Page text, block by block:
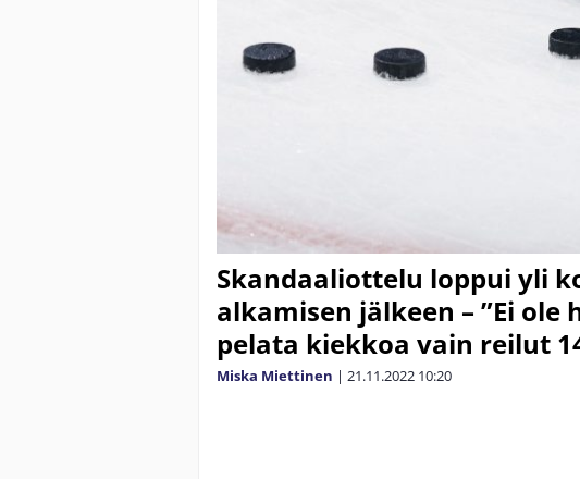
Skandaaliottelu loppui yli
alkamisen jälkeen – ”Ei
pelata kiekkoa vain reilut
Miska Miettinen | 21.11.2022 10:20